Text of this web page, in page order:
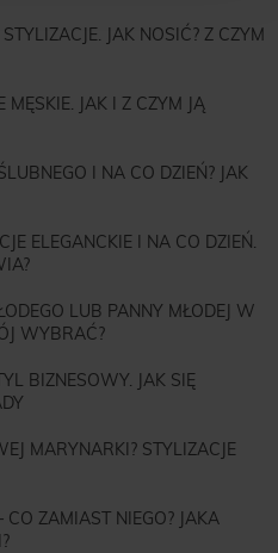
JAK NOSIĆ? Z CZYM
MĘSKIE. JAK I Z CZYM JĄ
I NA CO DZIEŃ? JAK
ELEGANCKIE I NA CO DZIEŃ.
LUB PANNY MŁODEJ W
WYBRAĆ?
BIZNESOWY. JAK SIĘ
MARYNARKI? STYLIZACJE
ZAMIAST NIEGO? JAKA